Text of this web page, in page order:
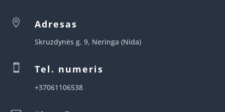
 Adresas
Skruzdynės g. 9, Neringa (Nida)
 Tel. numeris
+37061106538